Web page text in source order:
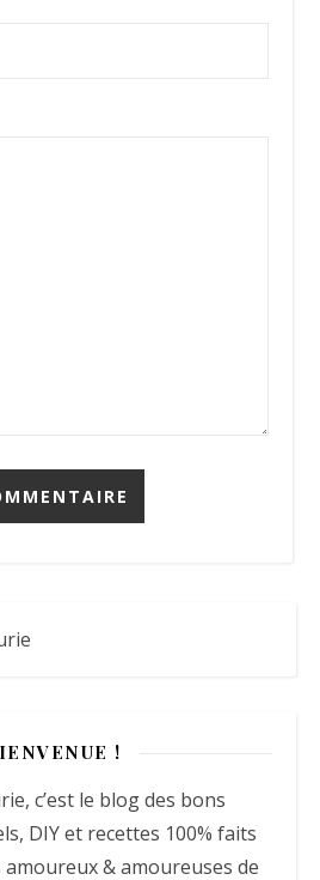
!
c’est le blog des bons
DIY et recettes 100% faits
& amoureuses de